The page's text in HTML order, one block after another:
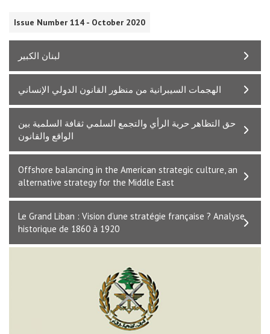
Issue Number 114 - October 2020
لبنان الكبير
الهجمات السيبرانية من منظور القانون الدولي الإنساني
حق التظاهر حرية الرأي والتجمع السلمي ثقافة السلمية بين
الواقع والقانون
Offshore balancing in the American strategic culture, an
alternative strategy for the Middle East
Le Grand Liban : Vision d’une stratégie française ? Analyse
historique de 1860 à 1920